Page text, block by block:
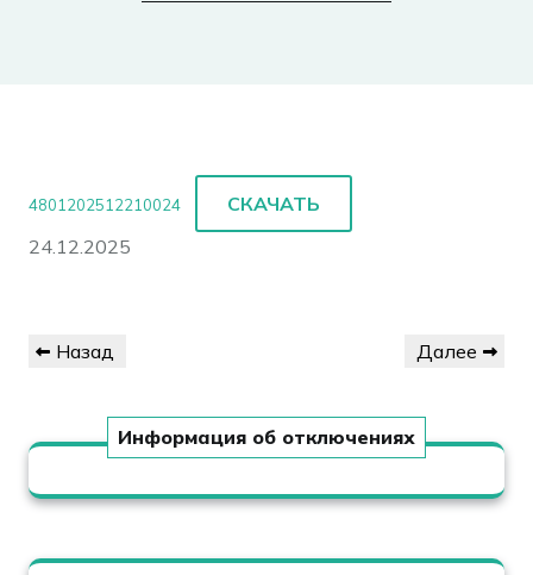
4801202512210024
СКАЧАТЬ
24.12.2025
по
Предыдущая
Назад
Следующая
Далее
Информация об отключениях